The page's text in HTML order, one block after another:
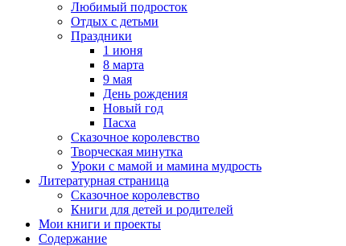
Любимый подросток
Отдых с детьми
Праздники
1 июня
8 марта
9 мая
День рождения
Новый год
Пасха
Сказочное королевство
Творческая минутка
Уроки с мамой и мамина мудрость
Литературная страница
Сказочное королевство
Книги для детей и родителей
Мои книги и проекты
Содержание